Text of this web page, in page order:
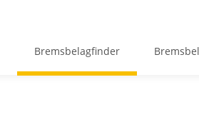
Bremsbelagfinder